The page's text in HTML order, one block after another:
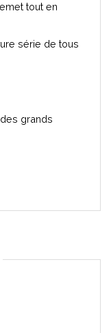
tout en
série de tous
grands